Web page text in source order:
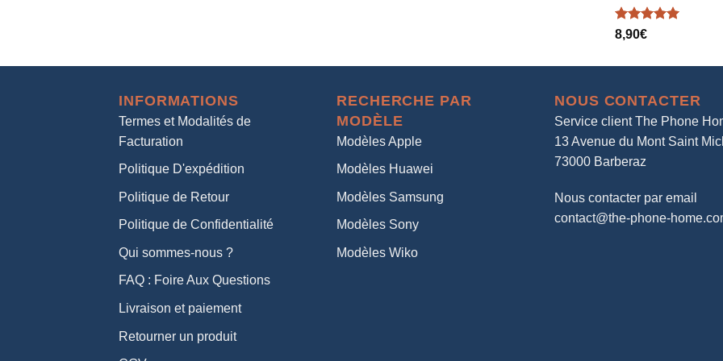
Note5.00
sur 5
8,90€
INFORMATIONS
Termes et Modalités de
Facturation
Politique D'expédition
Politique de Retour
Politique de Confidentialité
Qui sommes-nous ?
FAQ : Foire Aux Questions
Livraison et paiement
Retourner un produit
RECHERCHE PAR
MODÈLE
Modèles Apple
Modèles Huawei
Modèles Samsung
Modèles Sony
Modèles Wiko
NOUS CONTACTER
Service client The Phone
13 Avenue du Mont Saint
73000 Barberaz
Nous contacter par email
contact@the-phone-